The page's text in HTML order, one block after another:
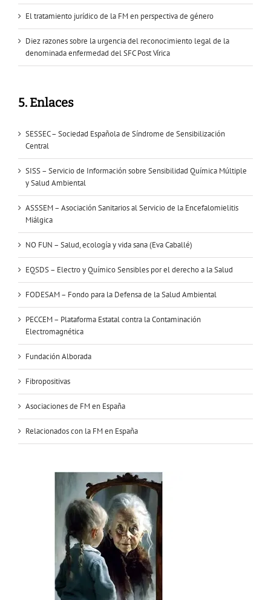
El tratamiento jurídico de la FM en perspectiva de género
Diez razones sobre la urgencia del reconocimiento legal de la
denominada enfermedad del SFC Post Vírica
5. Enlaces
SESSEC – Sociedad Española de Síndrome de Sensibilización
Central
SISS – Servicio de Información sobre Sensibilidad Química Múltiple
y Salud Ambiental
ASSSEM – Asociación Sanitarios al Servicio de la Encefalomielitis
Miálgica
NO FUN – Salud, ecología y vida sana (Eva Caballé)
EQSDS – Electro y Químico Sensibles por el derecho a la Salud
FODESAM – Fondo para la Defensa de la Salud Ambiental
PECCEM – Plataforma Estatal contra la Contaminación
Electromagnética
Fundación Alborada
Fibropositivas
Asociaciones de FM en España
Relacionados con la FM en España